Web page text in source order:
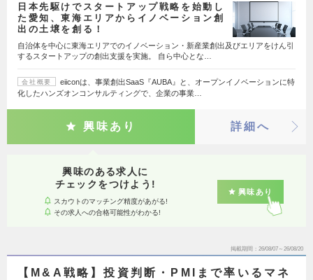
日本先駆けでスタートアップ戦略を始動し
た愛知、東海エリアからイノベーション創
出の土壌を創る！
自治体を中心に東海エリアでのイノベーション・新産業創出及びエリアをけん引
するスタートアップの創出支援を実施。 自ら中心とな…
会社概要
eiiconは、事業創出SaaS『AUBA』と、オープンイノベーションに特
化したハンズオンコンサルティングで、企業の事業…
興味あり 詳細へ
興味のある求人に
チェックをつけよう!
スカウトのマッチング精度があがる!
その求人への合格可能性がわかる!
興味あり
掲載期間 26/08/07～26/08/20
【M&A戦略】投資判断・PMIまで率いるマネ